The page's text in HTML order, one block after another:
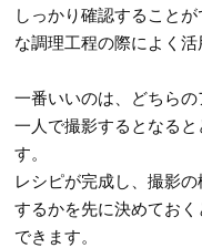
しっかり確認すること
な調理工程の際によく活
一番いいのは、どちらの
一人で撮影するとなる
す。
レシピが完成し、撮影
するかを先に決めてお
できます。